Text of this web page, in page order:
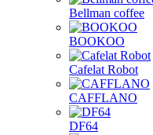
Bellman coffee
BOOKOO
Cafelat Robot
CAFFLANO
DF64